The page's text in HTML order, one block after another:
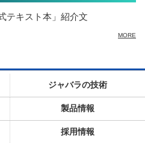
テキスト本」紹介文
MORE
ジャバラの技術
製品情報
採用情報